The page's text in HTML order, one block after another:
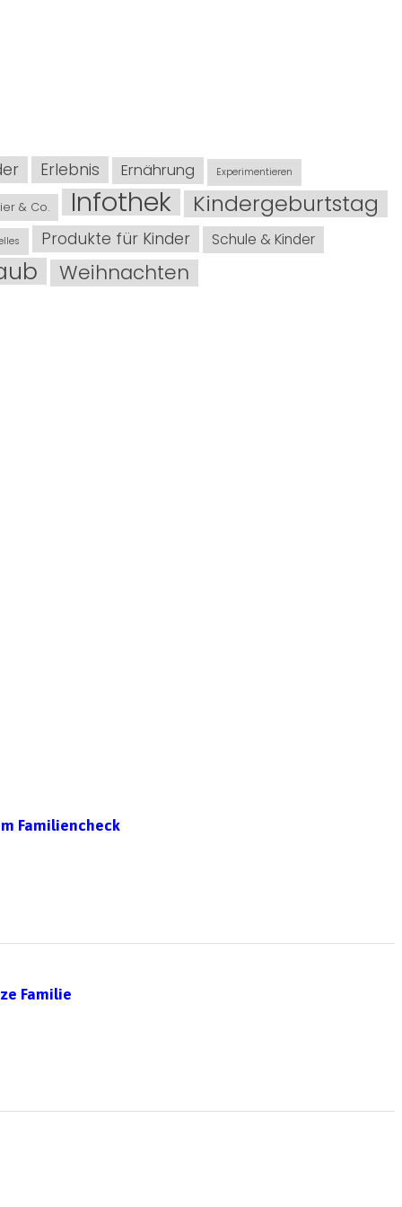
Erlebnis Ernährung Experimentieren
& Co. Infothek Kindergeburtstag
Produkte für Kinder Schule & Kinder
Weihnachten
Familiencheck
Familie